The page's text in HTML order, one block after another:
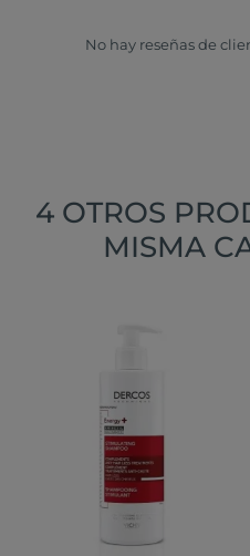
No hay reseñas de
4 OTROS
MISMA